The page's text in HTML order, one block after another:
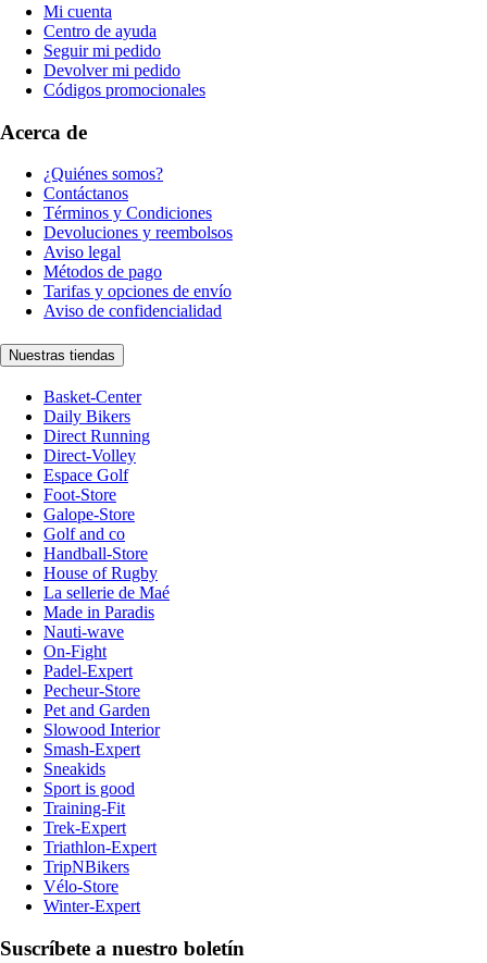
Mi cuenta
Centro de ayuda
Seguir mi pedido
Devolver mi pedido
Códigos promocionales
Acerca de
¿Quiénes somos?
Contáctanos
Términos y Condiciones
Devoluciones y reembolsos
Aviso legal
Métodos de pago
Tarifas y opciones de envío
Aviso de confidencialidad
Nuestras tiendas
Basket-Center
Daily Bikers
Direct Running
Direct-Volley
Espace Golf
Foot-Store
Galope-Store
Golf and co
Handball-Store
House of Rugby
La sellerie de Maé
Made in Paradis
Nauti-wave
On-Fight
Padel-Expert
Pecheur-Store
Pet and Garden
Slowood Interior
Smash-Expert
Sneakids
Sport is good
Training-Fit
Trek-Expert
Triathlon-Expert
TripNBikers
Vélo-Store
Winter-Expert
Suscríbete a nuestro boletín